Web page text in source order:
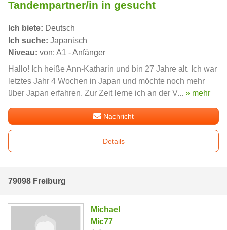
Tandempartner/in in gesucht
Ich biete: Deutsch
Ich suche: Japanisch
Niveau: von: A1 - Anfänger
Hallo! Ich heiße Ann-Katharin und bin 27 Jahre alt. Ich war
letztes Jahr 4 Wochen in Japan und möchte noch mehr
über Japan erfahren. Zur Zeit lerne ich an der V... » mehr
Nachricht
Details
79098 Freiburg
Michael
Mic77